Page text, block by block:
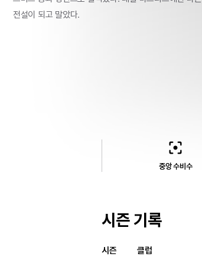
전설이 되고 말았다.
filter_center_focus
중앙 수비수
시즌 기록
시즌 클럽